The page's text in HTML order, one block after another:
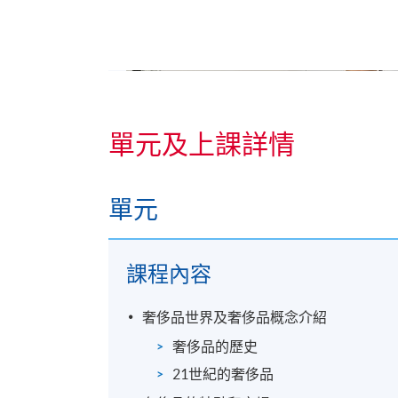
從一九九九年起，Andrew 就開始他的培訓
識。現時，Andrew 是多間國際寶石培訓機
亦為國際公司從事鑽石採購工作，以逾廿
單元及上課詳情
單元
課程內容
奢侈品世界及奢侈品概念介紹
奢侈品的歷史
21世紀的奢侈品